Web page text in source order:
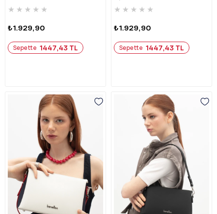
★ ★ ★ ★ ★
₺1.929,90
Sepette 1447,43 TL
★ ★ ★ ★ ★
₺1.929,90
Sepette 1447,43 TL